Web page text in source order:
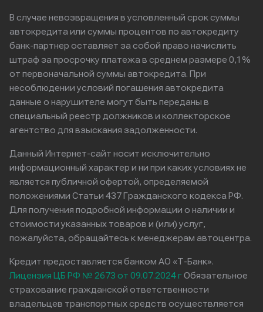
В случае невозвращения в условленный срок суммы
автокредита или суммы процентов по автокредиту
банк-партнер оставляет за собой право начислить
штраф за просрочку платежа в среднем размере 0,1%
от первоначальной суммы автокредита. При
несоблюдении условий погашения автокредита
данные о нарушителе могут быть переданы в
специальный реестр должников и коллекторское
агентство для взыскания задолженности.
Данный Интернет-сайт носит исключительно
информационный характер и ни при каких условиях не
является публичной офертой, определяемой
положениями Статьи 437 Гражданского кодекса РФ.
Для получения подробной информации о наличии и
стоимости указанных товаров и (или) услуг,
пожалуйста, обращайтесь к менеджерам автоцентра.
Кредит предоставляется банком АО «Т-Банк».
Лицензия ЦБ РФ № 2673 от 09.07.2024 гОбязательное
страхование гражданской ответственности
владельцев транспортных средств осуществляется